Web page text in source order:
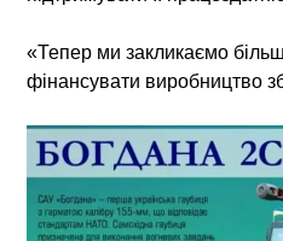
«‎Тепер ми закликаємо
фінансувати виробництво